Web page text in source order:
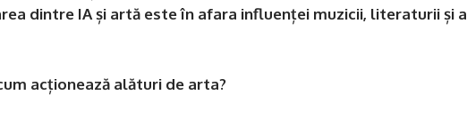
dintre IA și artă este în afara influenței muzicii, literaturii și a
acționează alături de arta?